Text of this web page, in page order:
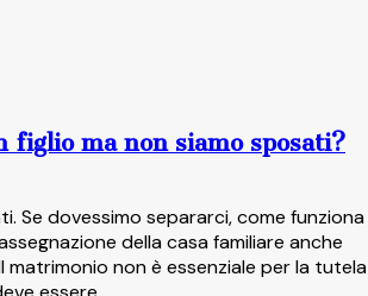
figlio ma non siamo sposati?
Se dovessimo separarci, come funziona
della casa familiare anche
matrimonio non è essenziale per la tutela